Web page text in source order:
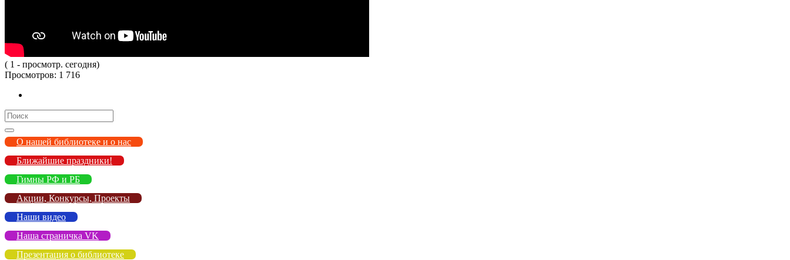
( 1 - просмотр. сегодня)
Просмотров: 1 716
Search
for:
О нашей библиотеке и о нас
Ближайшие праздники!
Гимны РФ и РБ
Акции, Конкурсы, Проекты
Наши видео
Наша страничка VK
Презентация о библиотеке